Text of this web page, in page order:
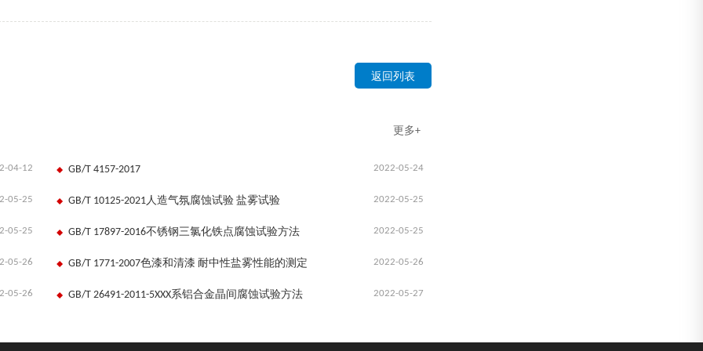
返回列表
更多+
04-12 2022-05-24
GB/T 4157-2017
05-25 2022-05-25
GB/T 10125-2021人造气氛腐蚀试验 盐雾试验
05-25 2022-05-25
GB/T 17897-2016不锈钢三氯化铁点腐蚀试验方法
05-26 2022-05-26
GB/T 1771-2007色漆和清漆 耐中性盐雾性能的测定
05-26 2022-05-27
GB/T 26491-2011-5XXX系铝合金晶间腐蚀试验方法